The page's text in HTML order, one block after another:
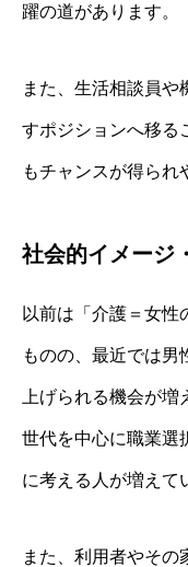
躍の道があります。
また、生活相談員や
すポジションへ移る
もチャンスが得られ
社会的イメージ
以前は「介護＝女性
ものの、最近では男
上げられる機会が
世代を中心に職業選
に考える人が増えて
また、利用者やその